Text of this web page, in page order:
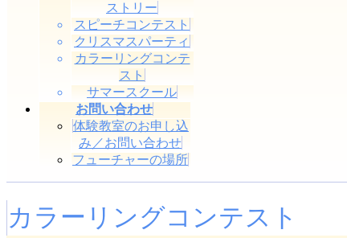
ストリー
スピーチコンテスト
クリスマスパーティ
カラーリングコンテ
スト
サマースクール
お問い合わせ
体験教室のお申し込
み／お問い合わせ
フューチャーの場所
カラーリングコンテスト